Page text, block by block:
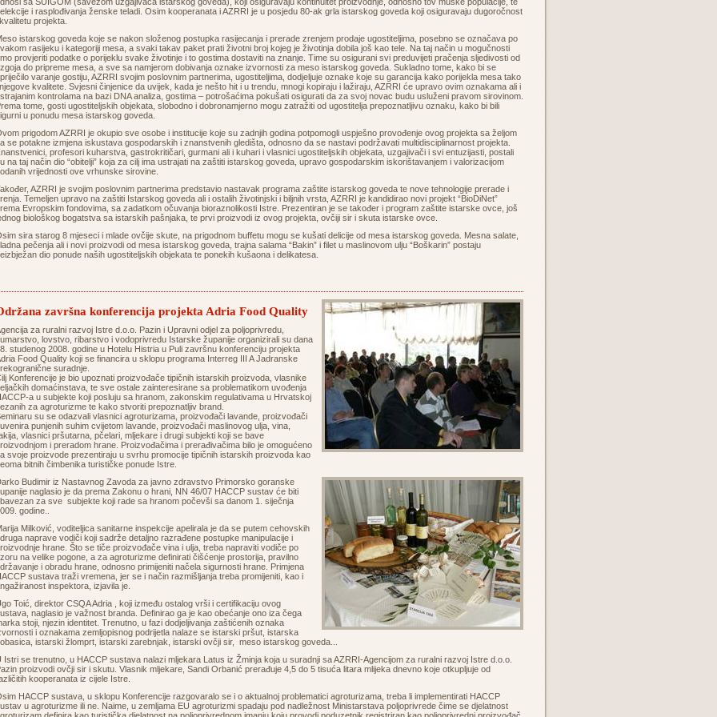
i rasplođivanja ženske teladi. Osim kooperanata i AZRRI je u posjedu 80-ak grla istarskog goveda koji osiguravaju dugoročnost
projekta.
istarskog goveda koje se nakon složenog postupka rasijecanja i prerade zrenjem prodaje ugostiteljima, posebno se označava po
rasijeku i kategoriji mesa, a svaki takav paket prati životni broj kojeg je životinja dobila još kao tele. Na taj način u mogučnosti
provjeriti podatke o porijeklu svake životinje i to gostima dostaviti na znanje. Time su osigurani svi preduvijeti pračenja sljedivosti od
do pripreme mesa, a sve sa namjerom dobivanja oznake izvornosti za meso istarskog goveda. Sukladno tome, kako bi se
varanje gostiju, AZRRI svojim poslovnim partnerima, ugostiteljima, dodjeljuje oznake koje su garancija kako porijekla mesa tako
kvalitete. Svjesni činjenice da uvijek, kada je nešto hit i u trendu, mnogi kopiraju i lažiraju, AZRRI će upravo ovim oznakama ali i
kontrolama na bazi DNA analiza, gostima – potrošaćima pokušati osigurati da za svoj novac budu usluženi pravom sirovinom.
tome, gosti ugostiteljskih objekata, slobodno i dobronamjerno mogu zatražiti od ugostitelja prepoznatljivu oznaku, kako bi bili
u ponudu mesa istarskog goveda.
prigodom AZRRI je okupio sve osobe i institucije koje su zadnjih godina potpomogli uspješno provođenje ovog projekta sa željom
se potakne izmjena iskustava gospodarskih i znanstvenih gledišta, odnosno da se nastavi podržavati multidisciplinarnost projekta.
profesori kuharstva, gastrokritičari, gurmani ali i kuhari i vlasnici ugostiteljskih objekata, uzgajivači i svi entuzijasti, postali
na taj način dio “obitelji” koja za cilj ima ustrajati na zaštiti istarskog goveda, upravo gospodarskim iskorištavanjem i valorizacijom
vrijednosti ove vrhunske sirovine.
AZRRI je svojim poslovnim partnerima predstavio nastavak programa zaštite istarskog goveda te nove tehnologije prerade i
Temeljen upravo na zaštiti Istarskog goveda ali i ostalih životinjski i biljnih vrsta, AZRRI je kandidirao novi projekt “BioDiNet”
Evropskim fondovima, sa zadatkom očuvanja bioraznolikosti Istre. Prezentiran je se također i program zaštite istarske ovce, još
biološkog bogatstva sa istarskih pašnjaka, te prvi proizvodi iz ovog projekta, ovčiji sir i skuta istarske ovce.
sira starog 8 mjeseci i mlade ovčije skute, na prigodnom buffetu mogu se kušati delicije od mesa istarskog goveda. Mesna salate,
pečenja ali i novi proizvodi od mesa istarskog goveda, trajna salama “Bakin” i filet u maslinovom ulju “Boškarin” postaju
dio ponude naših ugostiteljskih objekata te ponekih kušaona i delikatesa.
završna konferencija projekta Adria Food Quality
za ruralni razvoj Istre d.o.o. Pazin i Upravni odjel za poljoprivredu,
lovstvo, ribarstvo i vodoprivredu Istarske županije organizirali su dana
studenog 2008. godine u Hotelu Histria u Puli završnu konferenciju projekta
Food Quality koji se financira u sklopu programa Interreg III A Jadranske
suradnje.
Konferencije je bio upoznati proizvođače tipičnih istarskih proizvoda, vlasnike
domaćinstava, te sve ostale zainteresirane sa problematikom uvođenja
a u subjekte koji posluju sa hranom, zakonskim regulativama u Hrvatskoj
za agroturizme te kako stvoriti prepoznatljiv brand.
su se odazvali vlasnici agroturizama, proizvođači lavande, proizvođači
punjenih suhim cvijetom lavande, proizvođači maslinovog ulja, vina,
vlasnici pršutarna, pčelari, mljekare i drugi subjekti koji se bave
i preradom hrane. Proizvođačima i prerađivačima bilo je omogućeno
svoje proizvode prezentiraju u svrhu promocije tipičnih istarskih proizvoda kao
bitnih čimbenika turističke ponude Istre.
Budimir iz Nastavnog Zavoda za javno zdravstvo Primorsko goranske
naglasio je da prema Zakonu o hrani, NN 46/07 HACCP sustav će biti
za sve subjekte koji rade sa hranom počevši sa danom 1. siječnja
godine..
Milković, voditeljica sanitarne inspekcije apelirala je da se putem cehovskih
naprave vodiči koji sadrže detaljno razrađene postupke manipulacije i
hrane. Što se tiče proizvođače vina i ulja, treba napraviti vodiče po
na velike pogone, a za agroturizme definirati čišćenje prostorija, pravilno
i obradu hrane, odnosno primijeniti načela sigurnosti hrane. Primjena
sustava traži vremena, jer se i način razmišljanja treba promijeniti, kao i
inspektora, izjavila je.
Toić, direktor CSQA Adria , koji između ostalog vrši i certifikaciju ovog
naglasio je važnost branda. Definirao ga je kao obećanje ono iza čega
stoji, njezin identitet. Trenutno, u fazi dodjeljivanja zaštićenih oznaka
i oznakama zemljopisnog podrijetla nalaze se istarski pršut, istarska
istarski žlomprt, istarski zarebnjak, istarski ovčji sir, meso istarskog goveda...
Istri se trenutno, u HACCP sustava nalazi mljekara Latus iz Žminja koja u suradnji sa AZRRI-Agencijom za ruralni razvoj Istre d.o.o.
proizvodi ovčji sir i skutu. Vlasnik mljekare, Sandi Orbanić prerađuje 4,5 do 5 tisuća litara mlijeka dnevno koje otkupljuje od
kooperanata iz cijele Istre.
HACCP sustava, u sklopu Konferencije razgovaralo se i o aktualnoj problematici agroturizama, treba li implementirati HACCP
u agroturizme ili ne. Naime, u zemljama EU agroturizmi spadaju pod nadležnost Ministarstava poljoprivrede čime se djelatnost